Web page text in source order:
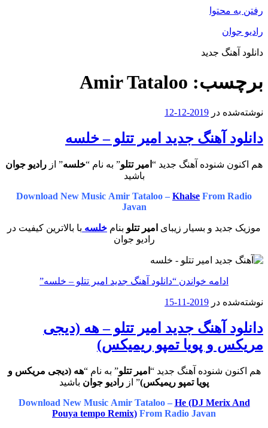
رفتن به محتوا
رادیو جوان
دانلود آهنگ جدید
برچسب: Amir Tataloo
نوشته‌شده در 2019-12-12
دانلود آهنگ جدید امیر تتلو – خلسه
هم اکنون شنوده آهنگ جدید “ امیر تتلو” به نام “خلسه” از رادیو جوان
باشید
Download New Music Amir Tataloo – Khalse From Radio
Javan
موزیک جدید و بسیار زیبای امیر تتلو بنام خلسه با بالاترین کیفیت در
رادیو جوان
ادامه خواندن “دانلود آهنگ جدید امیر تتلو – خلسه”
نوشته‌شده در 2019-11-15
دانلود آهنگ جدید امیر تتلو – هه (دیجی
مریکس و پویا تمپو ریمیکس)
هم اکنون شنوده آهنگ جدید “ امیر تتلو” به نام “هه (دیجی مریکس و
پویا تمپو ریمیکس)” از رادیو جوان باشید
Download New Music Amir Tataloo – He (DJ Merix And
Pouya tempo Remix) From Radio Javan